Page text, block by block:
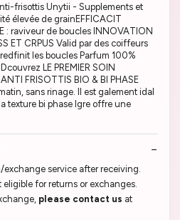
frisottis Unytii - Supplements et
élevée de grainEFFICACIT
: raviveur de boucles INNOVATION
ET CRPUS Valid par des coiffeurs
les boucles Parfum 100%
LE PREMIER SOIN
FRISOTTIS BIO & BI PHASE
sans rinage. Il est galement idal
texture bi phase lgre offre une
exchange service after receiving.
eligible for returns or exchanges.
please contact us at